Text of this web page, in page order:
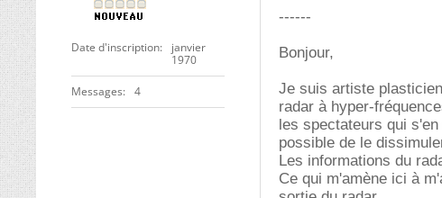
Date d'inscription
janvier
1970
Messages 4
------
Bonjour,
Je suis artiste
radar à hyper-
les spectateurs qui
possible de le
Les informations du
Ce qui m'amène ici à